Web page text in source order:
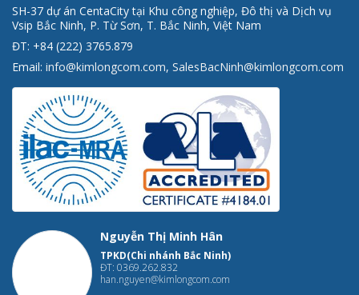
SH-37 dự án CentaCity tại Khu công nghiệp, Đô thị và Dịch vụ
Vsip Bắc Ninh, P. Từ Sơn, T. Bắc Ninh, Việt Nam
ĐT: +84 (222) 3765.879
Email: info@kimlongcom.com, SalesBacNinh@kimlongcom.com
Nguyễn Thị Minh Hân
TPKD(Chi nhánh Bắc Ninh)
ĐT: 0369.262.832
han.nguyen@kimlongcom.com